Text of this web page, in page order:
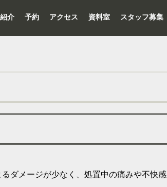
介 予約 アクセス 資料室 スタッフ募集
ダメージが少なく、処置中の痛みや不快感